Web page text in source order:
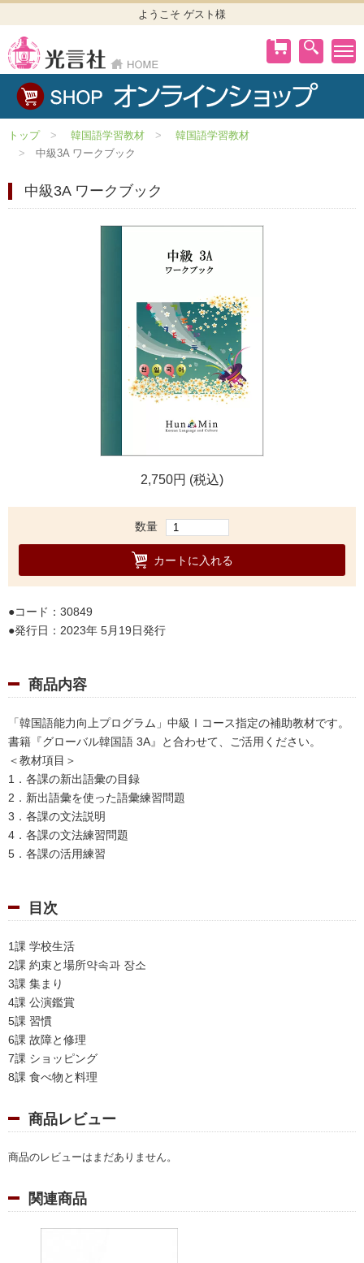
ようこそ ゲスト様
トップ 韓国語学習教材
韓国語学習教材
中級3A ワークブック
中級3A ワークブック
2,750円 (税込)
数量
カートに入れる
コード：30849
発行日：2023年 5月19日発行
商品内容
「韓国語能力向上プログラム」中級Ⅰコース指定の補助教材です。
書籍『グローバル韓国語 3A』と合わせて、ご活用ください。
＜教材項目＞
1．各課の新出語彙の目録
2．新出語彙を使った語彙練習問題
3．各課の文法説明
4．各課の文法練習問題
5．各課の活用練習
目次
1課 学校生活
2課 約束と場所약속과 장소
3課 集まり
4課 公演鑑賞
5課 習慣
6課 故障と修理
7課 ショッピング
8課 食べ物と料理
商品レビュー
商品のレビューはまだありません。
関連商品